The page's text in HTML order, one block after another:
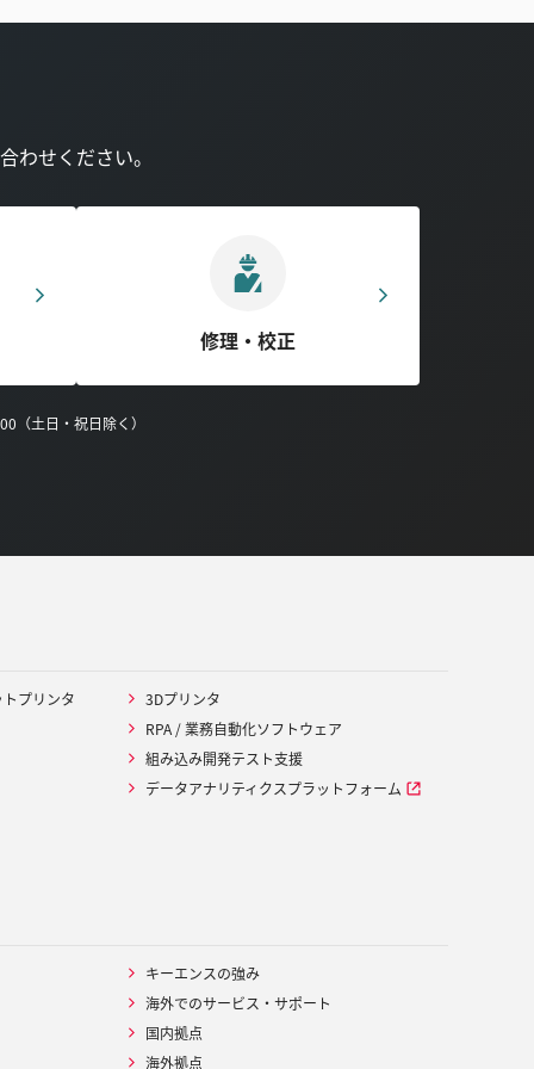
わせください。
修理・校正
（土日・祝日除く）
プリンタ
3Dプリンタ
RPA / 業務自動化ソフトウェア
組み込み開発テスト支援
データアナリティクスプラットフォーム
キーエンスの強み
海外でのサービス・サポート
国内拠点
海外拠点